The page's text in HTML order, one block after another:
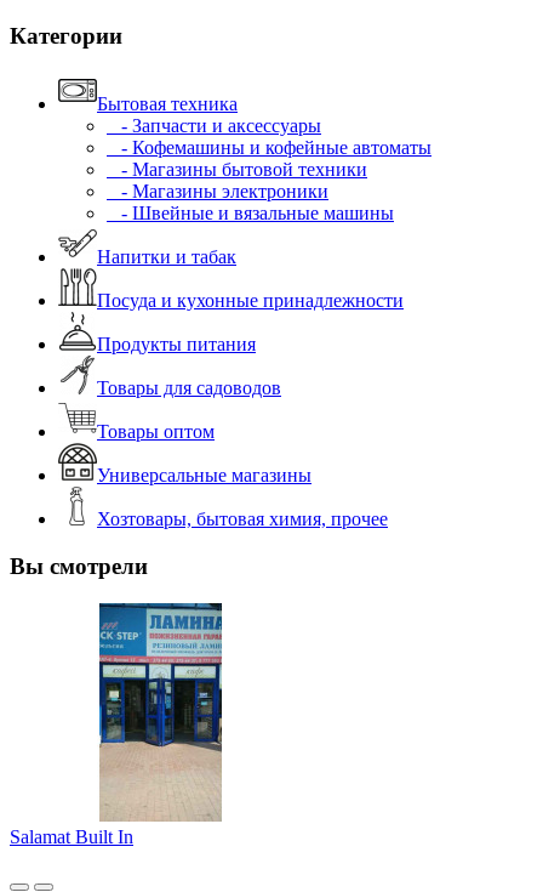
Категории
Бытовая техника
- Запчасти и аксессуары
- Кофемашины и кофейные автоматы
- Магазины бытовой техники
- Магазины электроники
- Швейные и вязальные машины
Напитки и табак
Посуда и кухонные принадлежности
Продукты питания
Товары для садоводов
Товары оптом
Универсальные магазины
Хозтовары, бытовая химия, прочее
Вы смотрели
Salamat Built In